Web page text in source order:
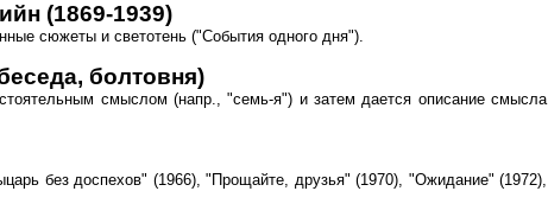
(1869-1939)
сюжеты и светотень ("События одного дня").
болтовня)
смыслом (напр., "семь-я") и затем дается описание смысла
без доспехов" (1966), "Прощайте, друзья" (1970), "Ожидание" (1972),